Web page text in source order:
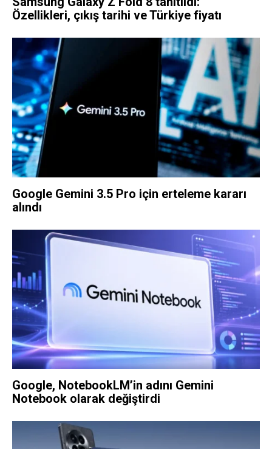
Özellikleri, çıkış tarihi ve Türkiye fiyatı
Google Gemini 3.5 Pro için erteleme kararı
alındı
Google, NotebookLM’in adını Gemini
Notebook olarak değiştirdi